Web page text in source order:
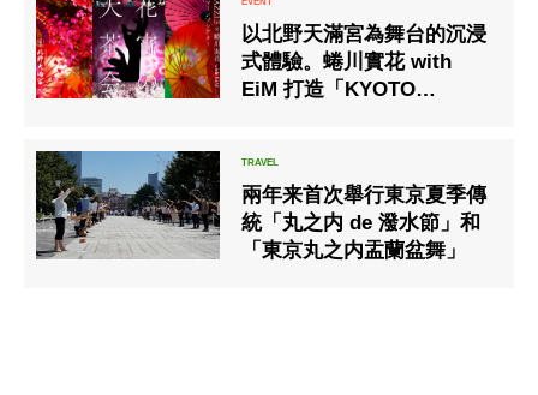
以北野天滿宮為舞台的沉浸
式體驗。蜷川實花 with
EiM 打造「KYOTO
兩年来首次舉行東京夏季傳
統「丸之内 de 潑水節」和
「東京丸之内盂蘭盆舞」